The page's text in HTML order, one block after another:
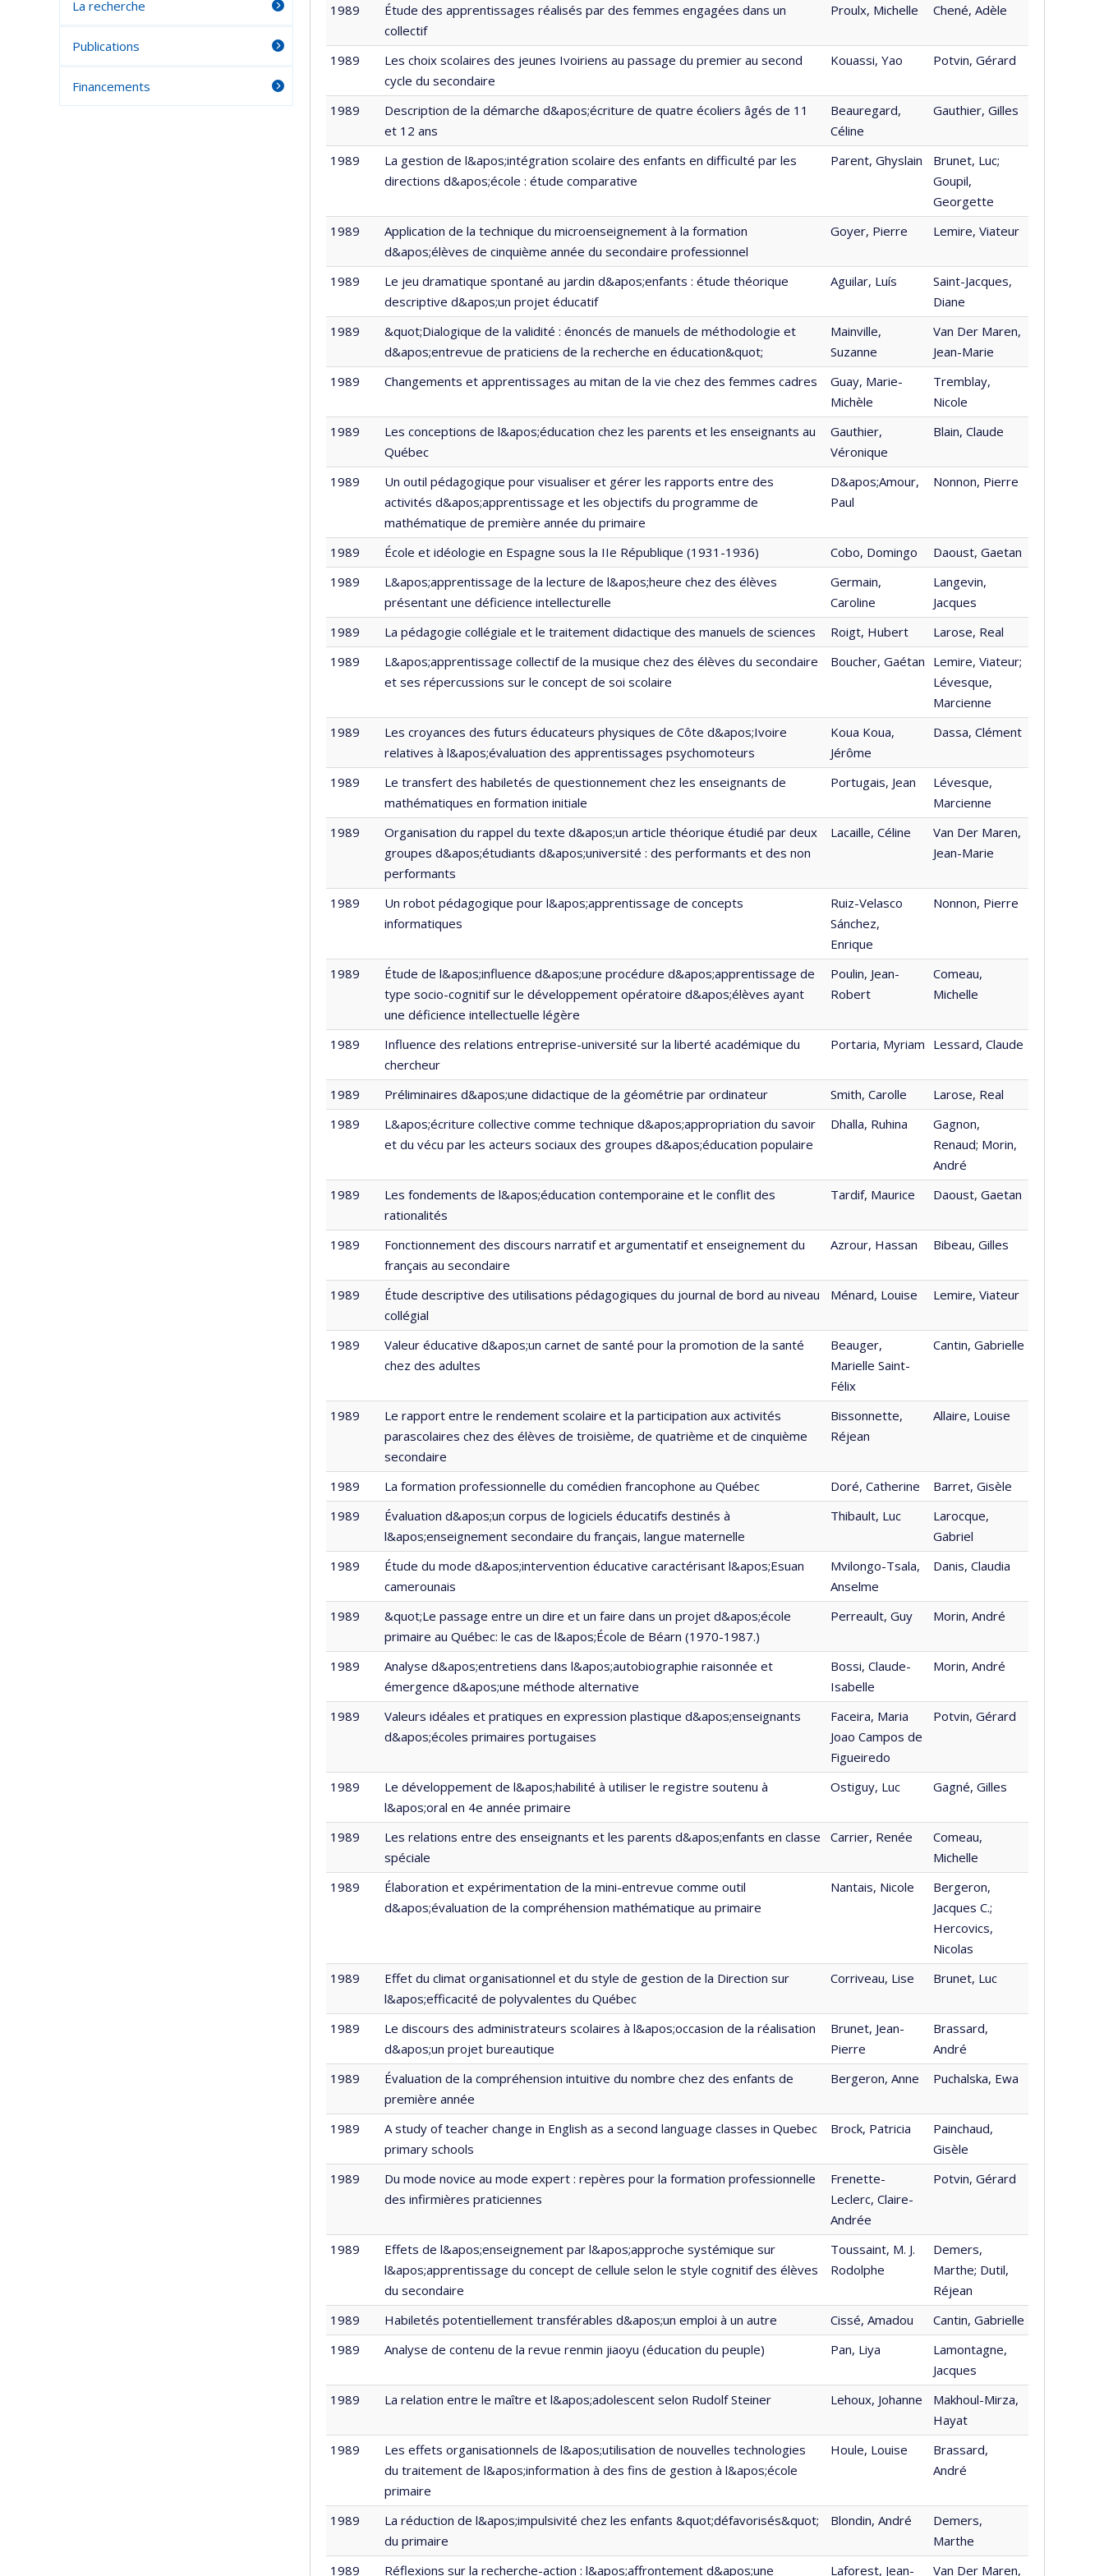
1989
Étude des apprentissages réalisés par des femmes engagées dans un
collectif
Proulx, Michelle Chené, Adèle
1989
Les choix scolaires des jeunes Ivoiriens au passage du premier au second
cycle du secondaire
Kouassi, Yao Potvin, Gérard
1989
Description de la démarche d&apos;écriture de quatre écoliers âgés de 11
et 12 ans
Beauregard,
Céline
Gauthier, Gilles
1989
La gestion de l&apos;intégration scolaire des enfants en difficulté par les
directions d&apos;école : étude comparative
Parent, Ghyslain
Brunet, Luc;
Goupil,
Georgette
1989
Application de la technique du microenseignement à la formation
d&apos;élèves de cinquième année du secondaire professionnel
Goyer, Pierre Lemire, Viateur
1989
Le jeu dramatique spontané au jardin d&apos;enfants : étude théorique
descriptive d&apos;un projet éducatif
Aguilar, Luís
Saint-Jacques,
Diane
1989
&quot;Dialogique de la validité : énoncés de manuels de méthodologie et
d&apos;entrevue de praticiens de la recherche en éducation&quot;
Mainville,
Suzanne
Van Der Maren,
Jean-Marie
1989
Changements et apprentissages au mitan de la vie chez des femmes cadres
Guay, Marie-
Michèle
Tremblay,
Nicole
1989
Les conceptions de l&apos;éducation chez les parents et les enseignants au
Québec
Gauthier,
Véronique
Blain, Claude
1989
Un outil pédagogique pour visualiser et gérer les rapports entre des
activités d&apos;apprentissage et les objectifs du programme de
mathématique de première année du primaire
D&apos;Amour,
Paul
Nonnon, Pierre
1989 École et idéologie en Espagne sous la IIe République (1931-1936) Cobo, Domingo
Daoust, Gaetan
1989
L&apos;apprentissage de la lecture de l&apos;heure chez des élèves
présentant une déficience intellecturelle
Germain,
Caroline
Langevin,
Jacques
1989
La pédagogie collégiale et le traitement didactique des manuels de sciences Roigt, Hubert
Larose, Real
1989
L&apos;apprentissage collectif de la musique chez des élèves du secondaire
et ses répercussions sur le concept de soi scolaire
Boucher, Gaétan Lemire, Viateur;
Lévesque,
Marcienne
1989
Les croyances des futurs éducateurs physiques de Côte d&apos;Ivoire
relatives à l&apos;évaluation des apprentissages psychomoteurs
Koua Koua,
Jérôme
Dassa, Clément
1989
Le transfert des habiletés de questionnement chez les enseignants de
mathématiques en formation initiale
Portugais, Jean
Lévesque,
Marcienne
1989
Organisation du rappel du texte d&apos;un article théorique étudié par deux
groupes d&apos;étudiants d&apos;université : des performants et des non
performants
Lacaille, Céline
Van Der Maren,
Jean-Marie
1989
Un robot pédagogique pour l&apos;apprentissage de concepts
informatiques
Ruiz-Velasco
Sánchez,
Enrique
Nonnon, Pierre
1989
Étude de l&apos;influence d&apos;une procédure d&apos;apprentissage de
type socio-cognitif sur le développement opératoire d&apos;élèves ayant
une déficience intellectuelle légère
Poulin, Jean-
Robert
Comeau,
Michelle
1989
Influence des relations entreprise-université sur la liberté académique du
chercheur
Portaria, Myriam Lessard, Claude
1989 Préliminaires d&apos;une didactique de la géométrie par ordinateur Smith, Carolle
Larose, Real
1989
L&apos;écriture collective comme technique d&apos;appropriation du savoir
et du vécu par les acteurs sociaux des groupes d&apos;éducation populaire
Dhalla, Ruhina
Gagnon,
Renaud; Morin,
André
1989
Les fondements de l&apos;éducation contemporaine et le conflit des
rationalités
Tardif, Maurice Daoust, Gaetan
1989
Fonctionnement des discours narratif et argumentatif et enseignement du
français au secondaire
Azrour, Hassan Bibeau, Gilles
1989
Étude descriptive des utilisations pédagogiques du journal de bord au niveau
collégial
Ménard, Louise Lemire, Viateur
1989
Valeur éducative d&apos;un carnet de santé pour la promotion de la santé
chez des adultes
Beauger,
Marielle Saint-
Félix
Cantin, Gabrielle
1989
Le rapport entre le rendement scolaire et la participation aux activités
parascolaires chez des élèves de troisième, de quatrième et de cinquième
secondaire
Bissonnette,
Réjean
Allaire, Louise
1989 La formation professionnelle du comédien francophone au Québec Doré, Catherine
Barret, Gisèle
1989
Évaluation d&apos;un corpus de logiciels éducatifs destinés à
l&apos;enseignement secondaire du français, langue maternelle
Thibault, Luc
Larocque,
Gabriel
1989
Étude du mode d&apos;intervention éducative caractérisant l&apos;Esuan
camerounais
Mvilongo-Tsala,
Anselme
Danis, Claudia
1989
&quot;Le passage entre un dire et un faire dans un projet d&apos;école
primaire au Québec: le cas de l&apos;École de Béarn (1970-1987.)
Perreault, Guy Morin, André
1989
Analyse d&apos;entretiens dans l&apos;autobiographie raisonnée et
émergence d&apos;une méthode alternative
Bossi, Claude-
Isabelle
Morin, André
1989
Valeurs idéales et pratiques en expression plastique d&apos;enseignants
d&apos;écoles primaires portugaises
Faceira, Maria
Joao Campos de
Figueiredo
Potvin, Gérard
1989
Le développement de l&apos;habilité à utiliser le registre soutenu à
l&apos;oral en 4e année primaire
Ostiguy, Luc Gagné, Gilles
1989
Les relations entre des enseignants et les parents d&apos;enfants en classe
spéciale
Carrier, Renée
Comeau,
Michelle
1989
Élaboration et expérimentation de la mini-entrevue comme outil
d&apos;évaluation de la compréhension mathématique au primaire
Nantais, Nicole
Bergeron,
Jacques C.;
Hercovics,
Nicolas
1989
Effet du climat organisationnel et du style de gestion de la Direction sur
l&apos;efficacité de polyvalentes du Québec
Corriveau, Lise Brunet, Luc
1989
Le discours des administrateurs scolaires à l&apos;occasion de la réalisation
d&apos;un projet bureautique
Brunet, Jean-
Pierre
Brassard,
André
1989
Évaluation de la compréhension intuitive du nombre chez des enfants de
première année
Bergeron, Anne Puchalska, Ewa
1989
A study of teacher change in English as a second language classes in Quebec
primary schools
Brock, Patricia
Painchaud,
Gisèle
1989
Du mode novice au mode expert : repères pour la formation professionnelle
des infirmières praticiennes
Frenette-
Leclerc, Claire-
Andrée
Potvin, Gérard
1989
Effets de l&apos;enseignement par l&apos;approche systémique sur
l&apos;apprentissage du concept de cellule selon le style cognitif des élèves
du secondaire
Toussaint, M. J.
Rodolphe
Demers,
Marthe; Dutil,
Réjean
1989
Habiletés potentiellement transférables d&apos;un emploi à un autre Cissé, Amadou
Cantin, Gabrielle
1989
Analyse de contenu de la revue renmin jiaoyu (éducation du peuple) Pan, Liya
Lamontagne,
Jacques
1989
La relation entre le maître et l&apos;adolescent selon Rudolf Steiner Lehoux, Johanne
Makhoul-Mirza,
Hayat
1989
Les effets organisationnels de l&apos;utilisation de nouvelles technologies
du traitement de l&apos;information à des fins de gestion à l&apos;école
primaire
Houle, Louise
Brassard,
André
1989
La réduction de l&apos;impulsivité chez les enfants &quot;défavorisés&quot;
du primaire
Blondin, André
Demers,
Marthe
1989
Réflexions sur la recherche-action : l&apos;affrontement d&apos;une Laforest, Jean- Van Der Maren,
La recherche
Publications
Financements